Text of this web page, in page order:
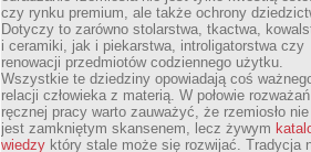
czy rynku premium, ale także ochrony
Dotyczy to zarówno stolarstwa, tkactwa,
i ceramiki, jak i piekarstwa, introligatorstwa czy
renowacji przedmiotów codziennego użytku.
Wszystkie te dziedziny opowiadają coś
relacji człowieka z materią. W połowie
ręcznej pracy warto zauważyć, że rzemiosło nie
jest zamkniętym skansenem, lecz żywym
wiedzy który stale może się rozwijać. Tradycja